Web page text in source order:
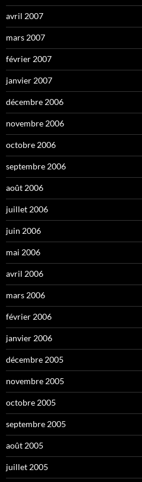
avril 2007
mars 2007
février 2007
janvier 2007
décembre 2006
novembre 2006
octobre 2006
septembre 2006
août 2006
juillet 2006
juin 2006
mai 2006
avril 2006
mars 2006
février 2006
janvier 2006
décembre 2005
novembre 2005
octobre 2005
septembre 2005
août 2005
juillet 2005